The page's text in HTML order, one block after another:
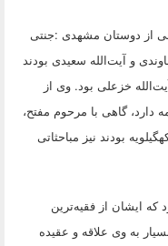
جنتی: از دوستان مشهدی
و آیت‌الله سعیدی بودند
خزعلی بود. وی از
ادامه دارد، گاهی با مرحوم مفتح،
بودند نیز مباحثاتی
که ایشان از فقیه‌ترین
به وی علاقه و عقیده